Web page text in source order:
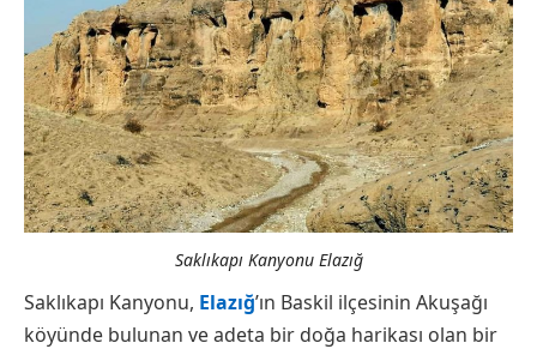
Saklıkapı Kanyonu Elazığ
Saklıkapı Kanyonu, Elazığ’ın Baskil ilçesinin Akuşağı
köyünde bulunan ve adeta bir doğa harikası olan bir